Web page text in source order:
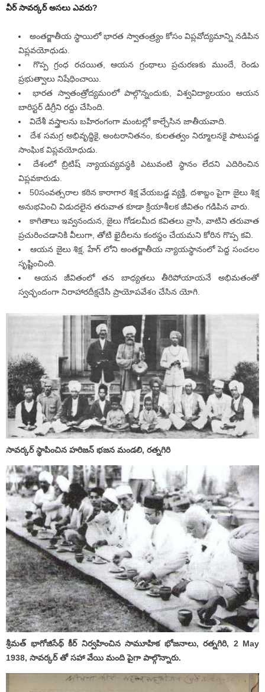
వీర్ సావర్కర్ అసలు ఎవరు?
అంతర్జాతీయ స్థాయిలో భారత స్వాతంత్ర్యం కోసం విప్లవోద్యమాన్ని నడిపిన
విప్లవయోధుడు.
గొప్ప గ్రంధ రచయిత, ఆయన గ్రంథాలు ప్రచురణకు ముందే, రెండు
ప్రభుత్వాలు నిషేధించాయి.
భారత స్వాతంత్రోద్యమoలో పాల్గొన్నందుకు, విశ్వవిద్యాలయo ఆయన
బారిస్టర్ డిగ్రీని రద్దు చేసింది.
విదేశీ వస్త్రాలను బహిరంగంగా మంటల్లో కాల్చేసిన జాతీయవాది.
దేశ సమగ్ర అభివృద్ధికై, అంటరానితనం, కులతత్వం నిర్మూలనకై పాటుపడ్డ
సాంఘిక విప్లవయోధుడు.
దేశంలో బ్రిటిష్ న్యాయవ్యవస్థకి ఎటువంటి స్థానం లేదని ఎదిరించిన
విప్లవకారుడు.
50సంవత్సరాల కఠిన కారాగార శిక్ష వేయబడ్డ వ్యక్తి, దశాబ్దం పైగా జైలు శిక్ష
అనుభవించి విడుదలైన తరువాత కూడా క్రియాశీలక జీవితం గడిపిన వారు.
కాగితాలు ఇవ్వనందున, జైలు గోడలమీద కవితలు వ్రాసి, వాటిని తరువాత
ప్రచురించడానికి వీలుగా, తోటి ఖైదీలను కంఠస్థం చేయమని కోరిన గొప్ప కవి.
ఆయన జైలు శిక్ష, హేగ్ లోని అంతర్జాతీయ న్యాయస్థానంలో పెద్ద సంచలం
సృష్టించింది.
ఆయన జీవితంలో తన బాధ్యతలు తీరిపోయాయనే అభిమతంతో
స్వచ్ఛందంగా నిరాహారదీక్షచేసి ప్రాయోపవేశo చేసిన యోగి.
సావర్కర్ స్థాపించిన హరిజన్ భజన మండలి, రత్నగిరి
శ్రీమత్ భాగోజిసేథ్ కీర్ నిర్వహించిన సామూహిక భోజనాలు, రత్నగిరి, 2 May
1938, సావర్కర్ తో సహా వేయి మంది పైగా పాల్గొన్నారు.